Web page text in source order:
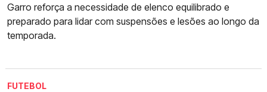
Garro reforça a necessidade de elenco equilibrado e
preparado para lidar com suspensões e lesões ao longo da
temporada.
FUTEBOL